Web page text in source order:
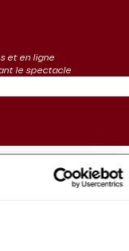
et en ligne
le spectacle